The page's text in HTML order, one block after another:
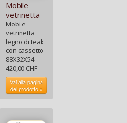
Mobile
vetrinetta
Mobile
vetrinetta
legno di teak
con cassetto
88X32X54
420,00 CHF
Vai alla pagina
del prodotto »